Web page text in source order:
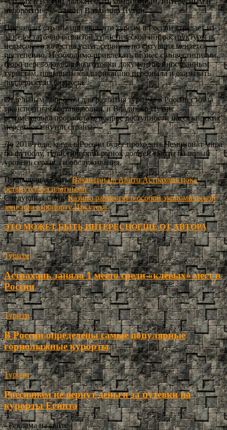
недорогим», — заявил Владимир Путин.
Президент страны признал, что туризм в России страдает из-
за недостаточно развитой туристической инфраструктуры и
невысокого качества услуг, сервиса, но ситуация меняется
постепенно. Необходимо привлекать бизнес с инвестициями,
бюро переводов для подготовки документов иностранным
туристам, повышать квалификацию персонала и оказывать
поддержку из бюджета.
Отдельным вопросом для развития туризма в России стояла
транспортная составляющая, и Владимир Путин
рекомендовал проработать вопрос доступности пассажирских
перевозок внутри страны.
До 2018 года, когда в России будет проходить Чемпионат мира
по футболу, туристический рынок должен выйти на новый
уровень сервиса и обслуживания.
Предыдущая статьяВакансии на Авито Астрахань пока
останутся бесплатными
Следующая статьяКазино разместят в особой экономической
зоне при аэропорту Иркутска
ЭТО МОЖЕТ БЫТЬ ИНТЕРЕСНОЕЩЕ ОТ АВТОРА
Туризм
Астрахань заняла 1 место среди «клёвых» мест в
России
Туризм
В России определены самые популярные
горнолыжные курорты
Туризм
Россиянам не вернут деньги за путевки на
курорты Египта
- Реклама на сайте -